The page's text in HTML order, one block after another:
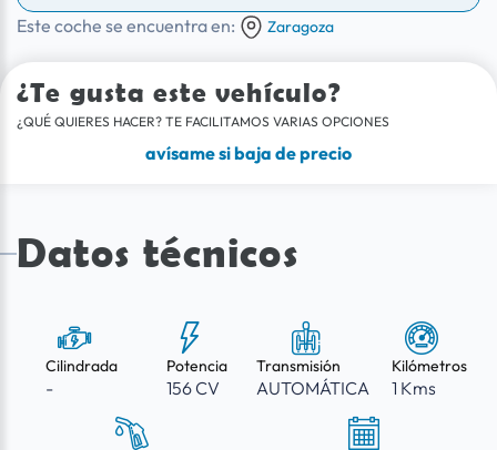
Este coche se encuentra en: Zaragoza
¿Te gusta este vehículo?
¿QUÉ QUIERES HACER? TE FACILITAMOS VARIAS OPCIONES
avísame si baja de precio
Datos técnicos
Cilindrada
-
Potencia
156 CV
Transmisión
AUTOMÁTICA
Kilómetros
1 Kms